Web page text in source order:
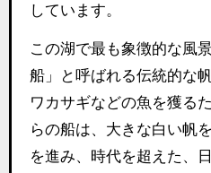
しています。
この湖で最も象徴的な風
船」と呼ばれる伝統的な
ワカサギなどの魚を獲る
らの船は、大きな白い帆
を進み、時代を超えた、